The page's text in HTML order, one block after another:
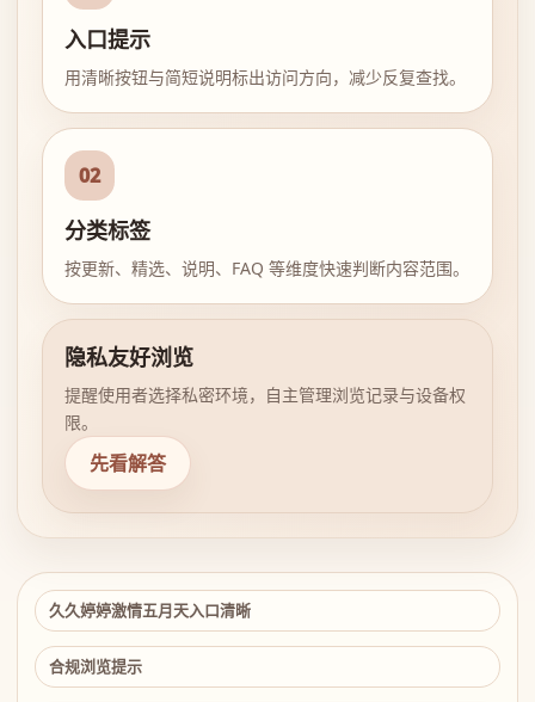
入口提示
用清晰按钮与简短说明标出访问方向，减少反复查找。
02
分类标签
按更新、精选、说明、FAQ 等维度快速判断内容范围。
隐私友好浏览
提醒使用者选择私密环境，自主管理浏览记录与设备权
限。
先看解答
久久婷婷激情五月天入口清晰
合规浏览提示